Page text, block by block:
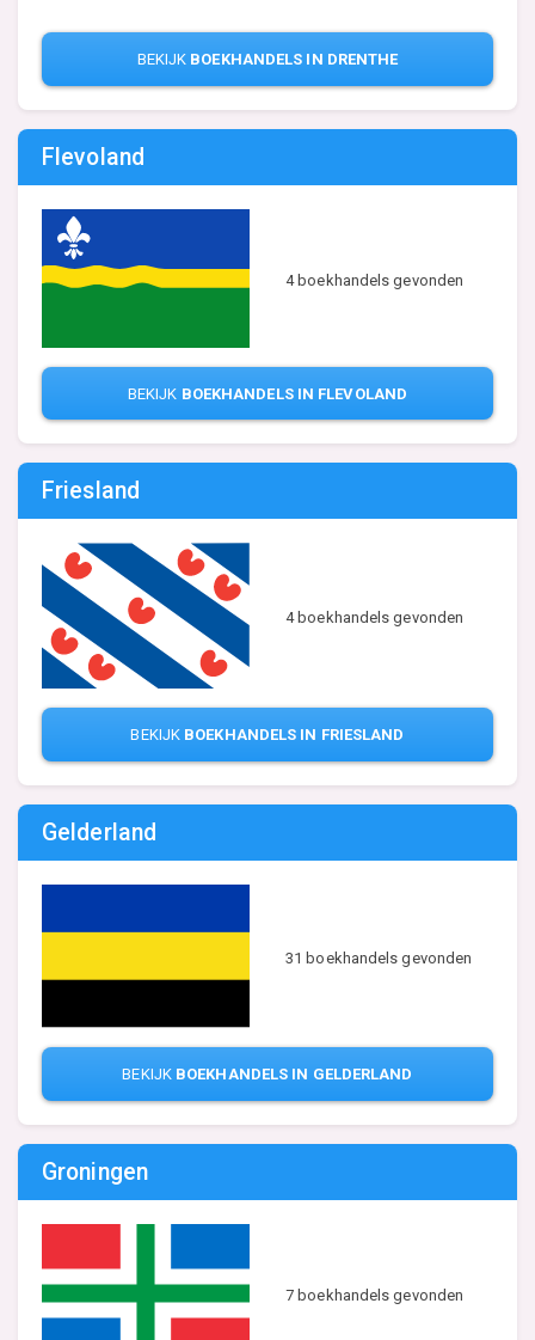
BEKIJK BOEKHANDELS IN DRENTHE
Flevoland
4 boekhandels gevonden
BEKIJK BOEKHANDELS IN FLEVOLAND
Friesland
4 boekhandels gevonden
BEKIJK BOEKHANDELS IN FRIESLAND
Gelderland
31 boekhandels gevonden
BEKIJK BOEKHANDELS IN GELDERLAND
Groningen
7 boekhandels gevonden